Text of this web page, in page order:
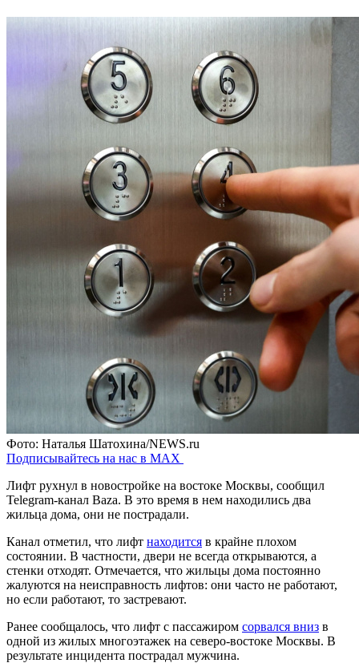
Фото: Наталья Шатохина/NEWS.ru
Подписывайтесь на нас в MAX
Лифт рухнул в новостройке на востоке Москвы, сообщил
Telegram-канал Baza. В это время в нем находились два
жильца дома, они не пострадали.
Канал отметил, что лифт находится в крайне плохом
состоянии. В частности, двери не всегда открываются, а
стенки отходят. Отмечается, что жильцы дома постоянно
жалуются на неисправность лифтов: они часто не работают,
но если работают, то застревают.
Ранее сообщалось, что лифт с пассажиром сорвался вниз в
одной из жилых многоэтажек на северо-востоке Москвы. В
результате инцидента пострадал мужчина.